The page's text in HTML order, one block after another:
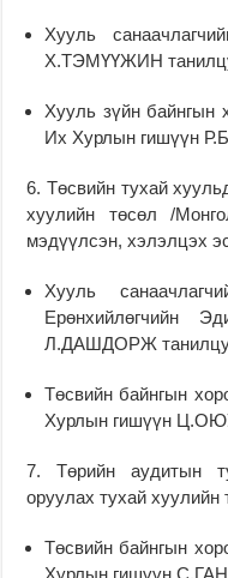
Хууль
Х.ТЭМҮҮЖИН
Хууль зүйн байнгын
Их Хурлын гишүүн
6. Төсвийн тухай
хуулийн төсөл /
мэдүүлсэн, хэлэлцэх
Хууль
Ерөнхийлөгчийн
Л.ДАШДОРЖ
Төсвийн байнгын
Хурлын гишүүн
7. Төрийн аудитын
оруулах тухай
Төсвийн байнгын
Хурлын гишүүн